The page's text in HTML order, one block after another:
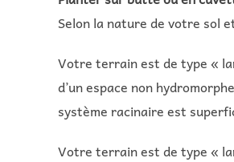
Selon la nature de votre sol
Votre terrain est de type «
d’un espace non
système racinaire est
Votre terrain est de type «